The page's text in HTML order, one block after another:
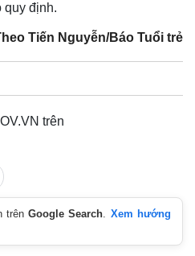
Video
quy định.
Tiến Nguyễn/Báo Tuổi trẻ
trên
trênGoogle Search. Xem hướng